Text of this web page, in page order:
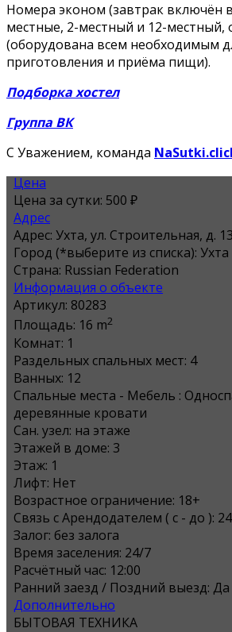
Номера эконом (завтрак включён
местные, 2-местный и 12-местный,
(оборудована всем необходимым
приготовления и приёма пищи).
Подборка хостел
Группа ВК
С Уважением, команда
Цена
Цена за сутки: 500 ₽
Адрес
Адрес: Ухта, ул. Строительная, д.
Город (*выберите из списка): Ухта
Страна: Russian Federation
Информация о объекте
Артикул: 80283
Площадь: 16 m2
Комнат: 1
Раздельных спальных мест: 4
Ванных: 12
Спальные места - Мебель :
деревянные кровати
Сан. узел: на этаже
Этажей в доме: 3
Этаж: 1
Лифт: Нет
Возрастное ограничение: 18+
Связь с Арендодателем ( с - до ):
Залог: без залога
Время заселения: 24/7
Расчётный час: 12:00
Ранний заезд / Поздний выезд: Да
Дополнительно
БЫТОВАЯ ТЕХНИКА